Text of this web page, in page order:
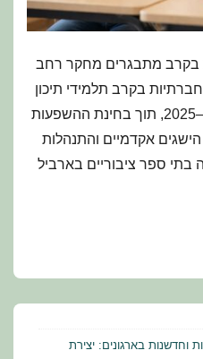
בקרב מתבגרים מחקר רחב
בקרב תלמידי תיכון
בארביל במהלך השנים 2024–2025, תוך בחינת ההשפעות
אקדמיים והתנהלות
בתי ספר ציבוריים בארביל
וחדשנות בארגונים: יצירת